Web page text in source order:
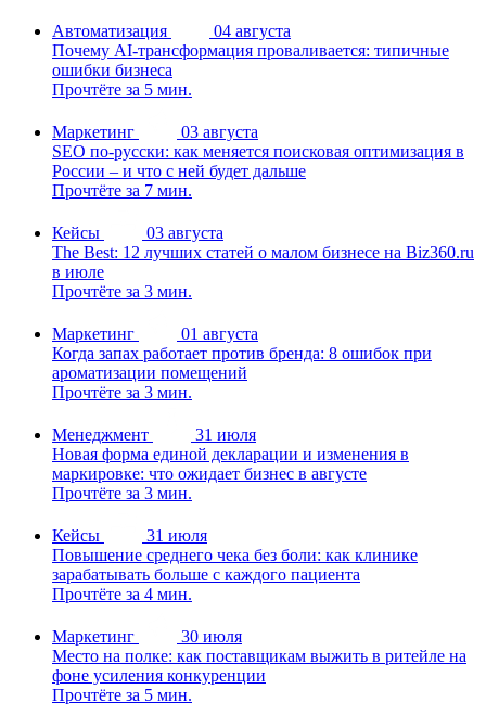
Автоматизация
04 августа
Почему AI-трансформация проваливается: типичные
ошибки бизнеса
Прочтёте за 5 мин.
Маркетинг
03 августа
SEO по-русски: как меняется поисковая оптимизация в
России – и что с ней будет дальше
Прочтёте за 7 мин.
Кейсы
03 августа
The Best: 12 лучших статей о малом бизнесе на Biz360.ru
в июле
Прочтёте за 3 мин.
Маркетинг
01 августа
Когда запах работает против бренда: 8 ошибок при
ароматизации помещений
Прочтёте за 3 мин.
Менеджмент
31 июля
Новая форма единой декларации и изменения в
маркировке: что ожидает бизнес в августе
Прочтёте за 3 мин.
Кейсы
31 июля
Повышение среднего чека без боли: как клинике
зарабатывать больше с каждого пациента
Прочтёте за 4 мин.
Маркетинг
30 июля
Место на полке: как поставщикам выжить в ритейле на
фоне усиления конкуренции
Прочтёте за 5 мин.